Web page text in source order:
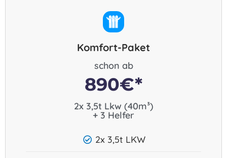
Komfort-Paket
schon ab
890€*
2x 3,5t Lkw (40m³)
+ 3 Helfer​
2x 3,5t LKW